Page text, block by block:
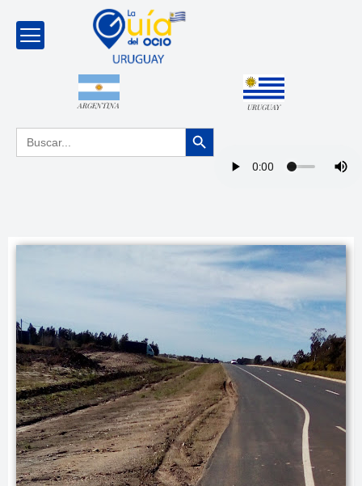
ARGENTINA URUGUAY
Buscar: Botón de búsqueda